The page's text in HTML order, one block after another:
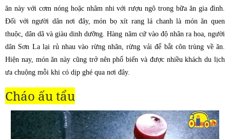
ăn này với cơm nóng hoặc nhâm nhi với rượu ngô trong bữa ăn gia đình.
Đối với người dân nơi đây, món bọ xít rang lá chanh là món ăn quen
thuộc, dân dã và giàu dinh dưỡng. Hàng năm cứ vào độ nhãn ra hoa, người
dân Sơn La lại rủ nhau vào rừng nhãn, rừng vải để bắt côn trùng về ăn.
Hiện nay, món ăn này cũng trở nên phổ biến và được nhiều khách du lịch
ưa chuộng mỗi khi có dịp ghé qua nơi đây.
Cháo ấu tẩu